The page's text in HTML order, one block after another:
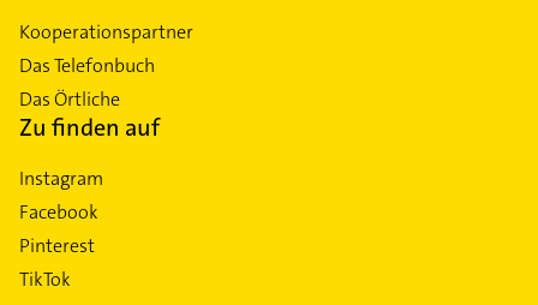
Kooperationspartner
Das Telefonbuch
Das Örtliche
Zu finden auf
Instagram
Facebook
Pinterest
TikTok